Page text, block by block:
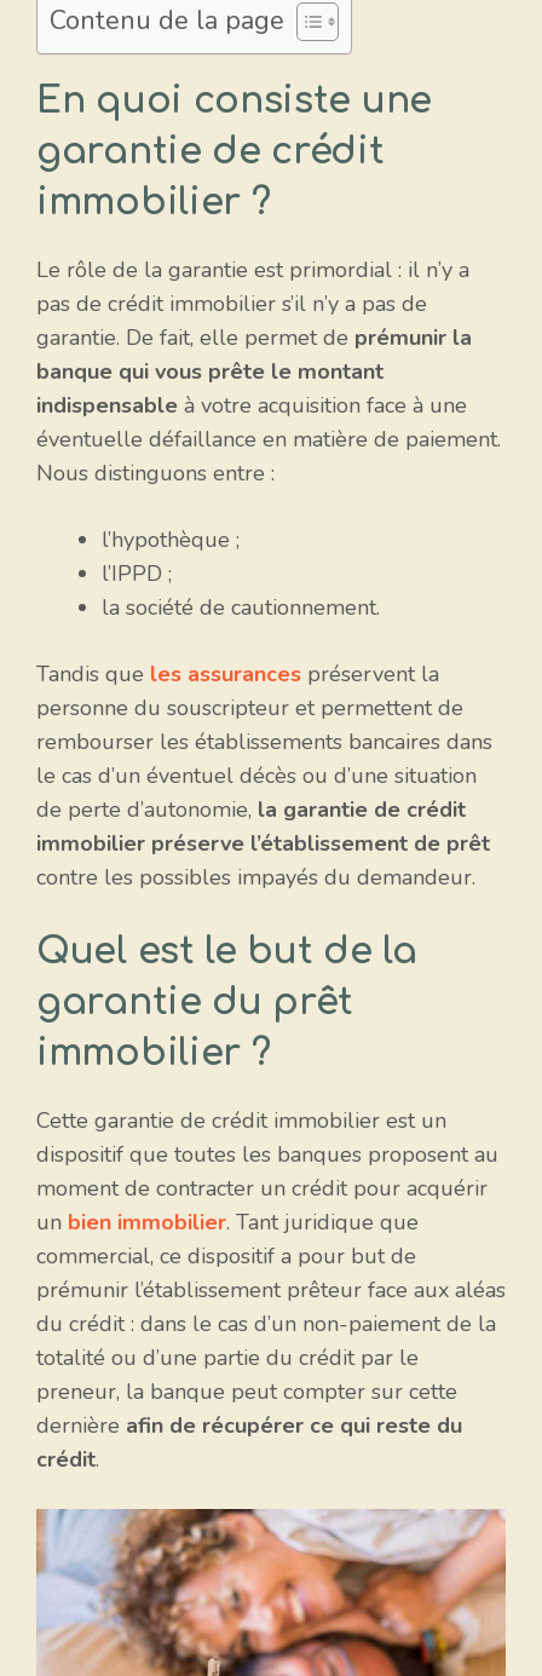
Contenu de la page
En quoi consiste une
garantie de crédit
immobilier ?
Le rôle de la garantie est primordial : il n’y a
pas de crédit immobilier s’il n’y a pas de
garantie. De fait, elle permet de prémunir la
banque qui vous prête le montant
indispensable à votre acquisition face à une
éventuelle défaillance en matière de paiement.
Nous distinguons entre :
l’hypothèque ;
l’IPPD ;
la société de cautionnement.
Tandis que les assurances préservent la
personne du souscripteur et permettent de
rembourser les établissements bancaires dans
le cas d’un éventuel décès ou d’une situation
de perte d’autonomie, la garantie de crédit
immobilier préserve l’établissement de prêt
contre les possibles impayés du demandeur.
Quel est le but de la
garantie du prêt
immobilier ?
Cette garantie de crédit immobilier est un
dispositif que toutes les banques proposent au
moment de contracter un crédit pour acquérir
un bien immobilier. Tant juridique que
commercial, ce dispositif a pour but de
prémunir l’établissement prêteur face aux aléas
du crédit : dans le cas d’un non-paiement de la
totalité ou d’une partie du crédit par le
preneur, la banque peut compter sur cette
dernière afin de récupérer ce qui reste du
crédit.